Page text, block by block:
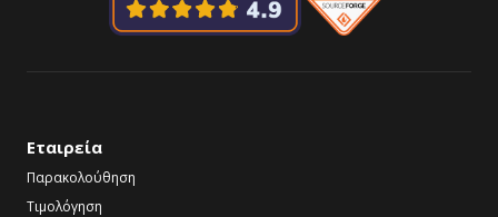
Εταιρεία
Παρακολούθηση
Τιμολόγηση